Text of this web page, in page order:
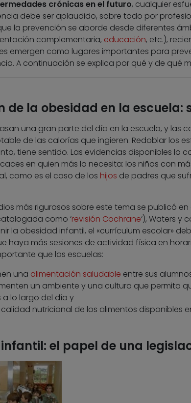
crónicas en el futuro, cualquier
debe ser aplaudido, sobre todo por
la prevención se aborde desde diferentes
complementaria, educación, etc.),
emergen como lugares importantes para
A continuación se explica por qué y de qué
de la obesidad en la escuela:
una gran parte del día en la escuela, y las
de las calorías que ingieren. Redoblar los
tiene sentido. Las evidencias disponibles lo
en quien más lo necesita: los niños con
como es el caso de los hijos de padres que
más rigurosos sobre este tema se publicó en
como ‘revisión Cochrane‘), Waters y
la obesidad infantil, el «currículum escolar»
haya más sesiones de actividad física en
que las escuelas:
una alimentación saludable entre sus
un ambiente y una cultura que permita
a lo largo del día y
nutricional de los alimentos disponibles
el papel de una